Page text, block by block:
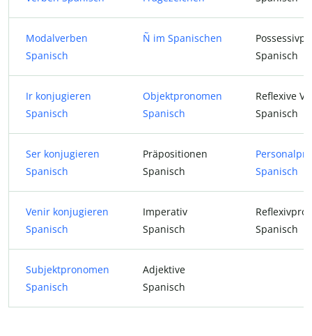
Modalverben
Spanisch
Ñ im Spanischen
Spanisch
Ir konjugieren
Spanisch
Objektpronomen
Spanisch
Reflexive
Spanisch
Ser konjugieren
Spanisch
Präpositionen
Spanisch
Spanisch
Venir konjugieren
Spanisch
Imperativ
Spanisch
Spanisch
Subjektpronomen
Spanisch
Adjektive
Spanisch